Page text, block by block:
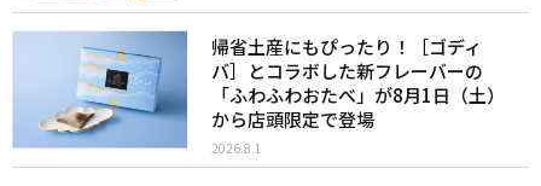
帰省土産にもぴったり！［ゴディ
バ］とコラボした新フレーバーの
「ふわふわおたべ」が8月1日（土）
から店頭限定で登場
2026.8.1